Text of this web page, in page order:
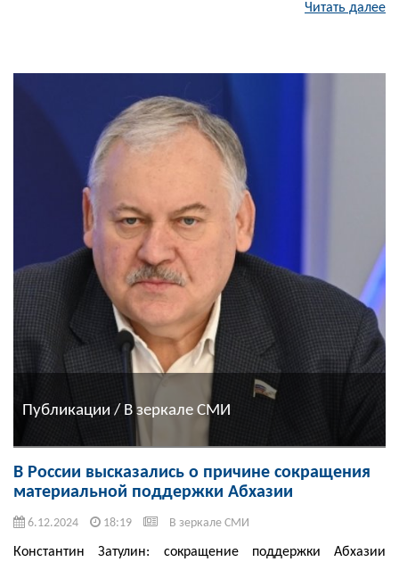
Читать далее
Публикации / В зеркале СМИ
В России высказались о причине сокращения
материальной поддержки Абхазии
6.12.2024 18:19 В зеркале СМИ
Константин Затулин: сокращение поддержки Абхазии